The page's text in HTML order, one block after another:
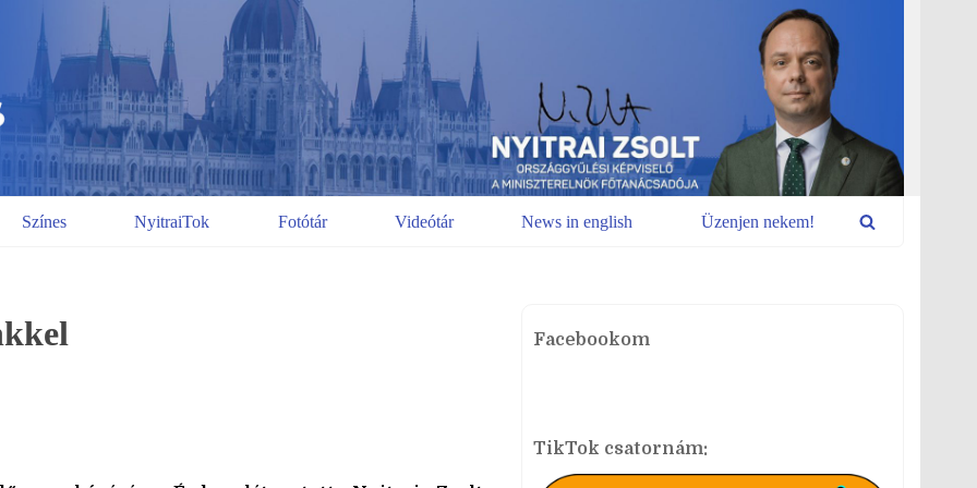
Színes NyitraiTok Fotótár Videótár News in english Üzenjen nekem!
Facebookom
TikTok csatornám: